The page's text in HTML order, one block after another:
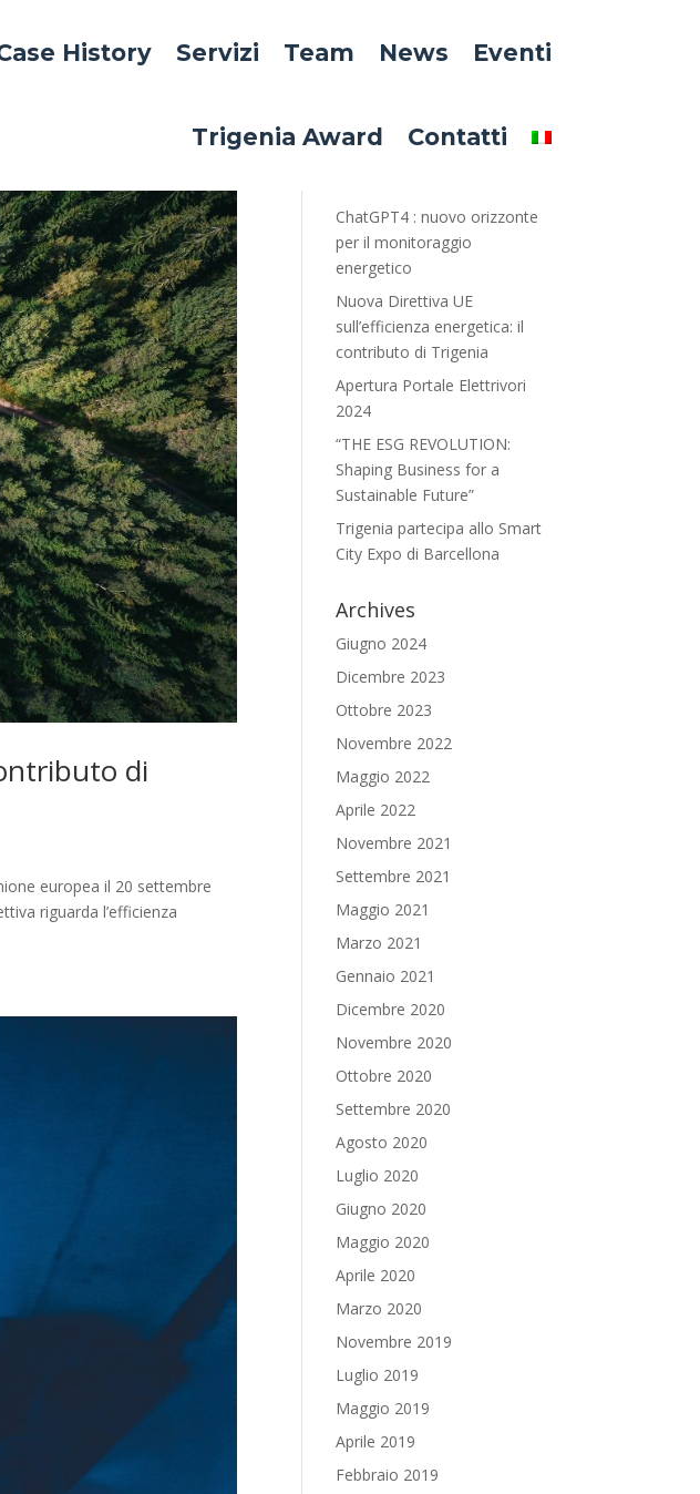
History Servizi Team News Eventi
Trigenia Award Contatti
di
europea il 20 settembre
riguarda l’efficienza
ChatGPT4 : nuovo orizzonte
per il monitoraggio
energetico
Nuova Direttiva UE
sull’efficienza energetica: il
contributo di Trigenia
Apertura Portale Elettrivori
2024
“THE ESG REVOLUTION:
Shaping Business for a
Sustainable Future”
Trigenia partecipa allo Smart
City Expo di Barcellona
Archives
Giugno 2024
Dicembre 2023
Ottobre 2023
Novembre 2022
Maggio 2022
Aprile 2022
Novembre 2021
Settembre 2021
Maggio 2021
Marzo 2021
Gennaio 2021
Dicembre 2020
Novembre 2020
Ottobre 2020
Settembre 2020
Agosto 2020
Luglio 2020
Giugno 2020
Maggio 2020
Aprile 2020
Marzo 2020
Novembre 2019
Luglio 2019
Maggio 2019
Aprile 2019
Febbraio 2019